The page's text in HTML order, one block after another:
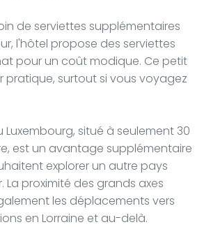
de serviettes supplémentaires
l'hôtel propose des serviettes
pour un coût modique. Ce petit
pratique, surtout si vous voyagez
Luxembourg, situé à seulement 30
est un avantage supplémentaire
explorer un autre pays
La proximité des grands axes
les déplacements vers
en Lorraine et au-delà.